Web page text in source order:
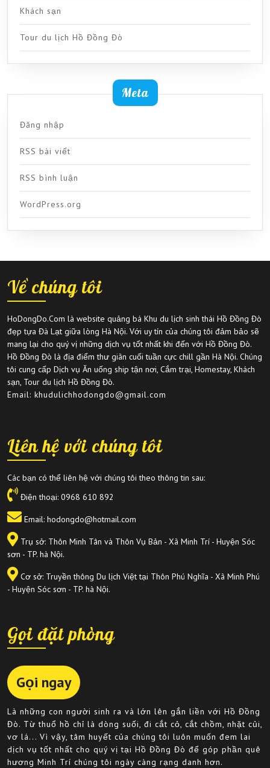
Khách sạn
Tour du lịch Hồ Đồng Đò
Meta
Đăng nhập
RSS bài viết
RSS bình luận
WordPress.org
Về chúng tôi
HoDongDo.Com là website quảng bá Khu du lịch sinh thái Hồ Đồng Đò
đẹp tựa Đà Lạt giữa lòng Hà Nội. Với uy tín của chúng tôi đảm bảo sẽ
mang lại cho quý vị những dịch vụ tốt nhất khi đến với Hồ Đồng Đò.
Hồ Đồng Đò là địa điểm thư giãn cuối tuần cực chill gần Hà Nội. Chúng
tôi cung cấp Dịch vụ Ăn uống ship tận nơi, Cắm trại, Homestay, Khách
sạn, Tour du lịch Hồ Đồng Đò.
Email: khudulichhodongdo@gmail.com
Liên hệ với chúng tôi
Các bạn có thể liên hệ với chúng tôi theo thông tin sau:
Điện thoại: 0968 610 892
Email: hodongdo@hotmail.com
Trụ sở: Thôn Minh Tân và Thôn Vụ Bản - Xã Minh Trí - Huyện Sóc
sơn - TP. hà Nội.
Cơ sở: Truyền thông Du lịch Việt tại Thôn Phú Nghĩa - Xã Minh Phú
- Huyện Sóc sơn - TP. hà Nội.
Gọi đặt phòng
Gọi ngay
Là những con người sinh ra và lớn lên gắn liền với Hồ Đồng
Đò. Từ thuổ hồ chỉ là dòng suối, đi cắt cỏ, cắt chồm, nhặt củi,
vơ lá... Vì vậy, tâm huyết của chúng tôi luôn muốn đem lai
dịch vụ tốt nhất cho quý vị tại Hồ Đồng Đò để góp phần quê
hương Minh Trí chúng tôi ngày càng rạng danh hơn.